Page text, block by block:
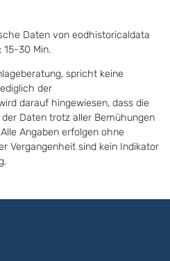
Daten von eodhistoricaldata
15-30 Min.
spricht keine
der
darauf hingewiesen, dass die
Daten trotz aller Bemühungen
Angaben erfolgen ohne
Vergangenheit sind kein Indikator